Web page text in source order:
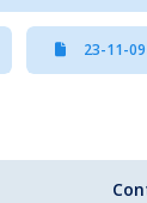
23-11-